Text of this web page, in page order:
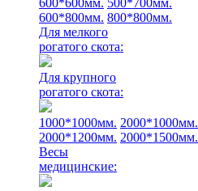
600*600мм. 500*700мм.
600*800мм. 800*800мм.
Для мелкого
рогатого скота:
Для крупного
рогатого скота:
1000*1000мм. 2000*1000мм.
2000*1200мм. 2000*1500мм.
Весы
медицинские: